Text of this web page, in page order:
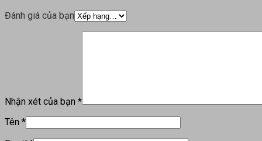
Đánh giá của bạn
Nhận xét của bạn *
Tên *